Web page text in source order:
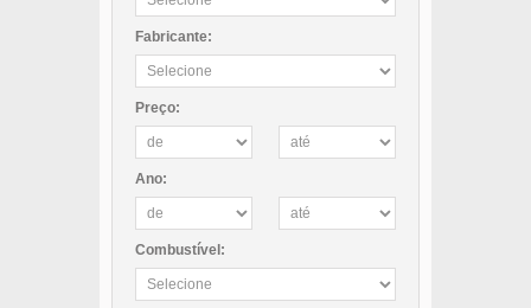
Fabricante:
Preço:
Ano:
Combustível: